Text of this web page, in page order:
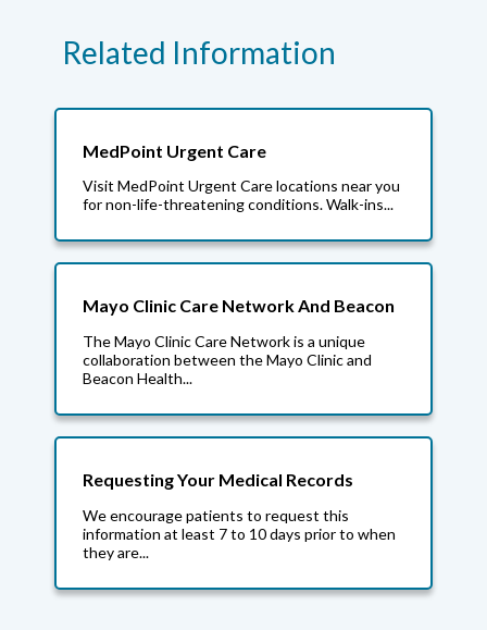
Related Information
MedPoint Urgent Care
Visit MedPoint Urgent Care locations near you
for non-life-threatening conditions. Walk-ins...
Mayo Clinic Care Network And Beacon
The Mayo Clinic Care Network is a unique
collaboration between the Mayo Clinic and
Beacon Health...
Requesting Your Medical Records
We encourage patients to request this
information at least 7 to 10 days prior to when
they are...